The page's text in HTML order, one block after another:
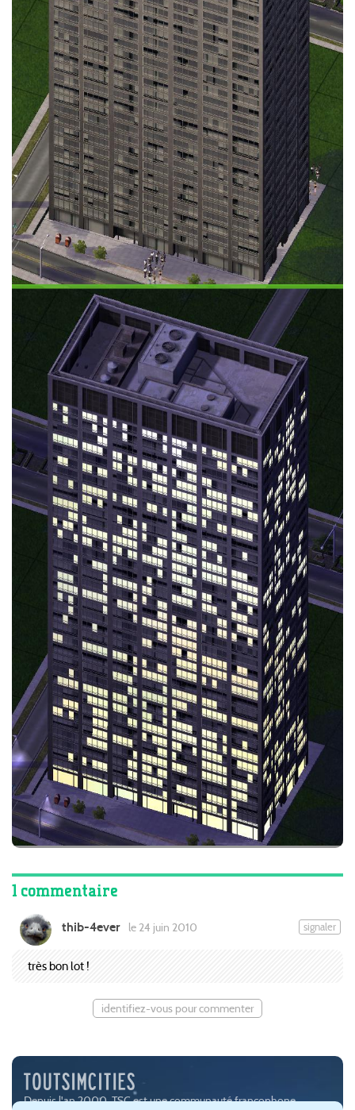
1 commentaire
thib-4ever le 24 juin 2010 signaler
très bon lot !
identifiez-vous pour commenter
Depuis l'an 2000, TSC est une communauté francophone